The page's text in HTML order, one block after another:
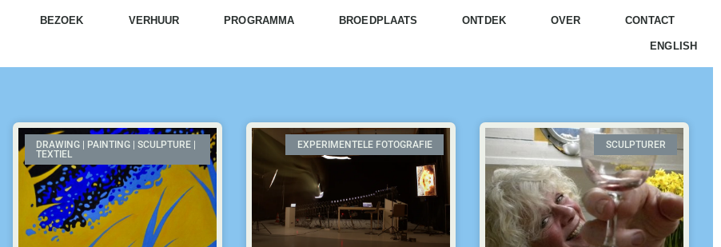
BEZOEK VERHUUR PROGRAMMA BROEDPLAATS ONTDEK OVER CONTACT
ENGLISH
DRAWING | PAINTING | SCULPTURE |
TEXTIEL
EXPERIMENTELE FOTOGRAFIE SCULPTURER